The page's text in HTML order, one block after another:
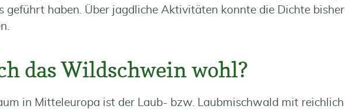
geführt haben. Über jagdliche Aktivitäten konnte die Dichte bisher
das Wildschwein wohl?
in Mitteleuropa ist der Laub- bzw. Laubmischwald mit reichlich